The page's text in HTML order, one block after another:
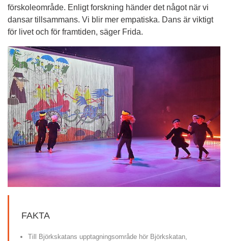
förskoleområde. Enligt forskning händer det något när vi
dansar tillsammans. Vi blir mer empatiska. Dans är viktigt
för livet och för framtiden, säger Frida.
FAKTA
Till Björkskatans upptagningsområde hör Björkskatan,